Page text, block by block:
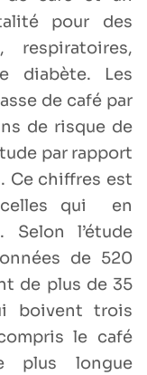
pour des
respiratoires,
diabète. Les
de café par
de risque de
par rapport
Ce chiffres est
celles qui en
Selon l’étude
de 520
de plus de 35
boivent trois
le café
plus longue